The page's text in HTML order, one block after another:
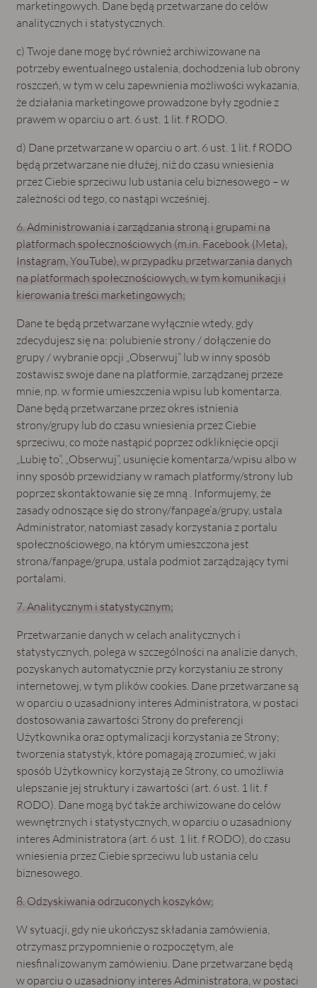
marketingowych. Dane będą przetwarzane do celów
analitycznych i statystycznych.
c) Twoje dane mogę być również archiwizowane na
potrzeby ewentualnego ustalenia, dochodzenia lub obrony
roszczeń, w tym w celu zapewnienia możliwości wykazania,
że działania marketingowe prowadzone były zgodnie z
prawem w oparciu o art. 6 ust. 1 lit. f RODO.
d) Dane przetwarzane w oparciu o art. 6 ust. 1 lit. f RODO
będą przetwarzane nie dłużej, niż do czasu wniesienia
przez Ciebie sprzeciwu lub ustania celu biznesowego – w
zależności od tego, co nastąpi wcześniej.
6. Administrowania i zarządzania stroną i grupami na
platformach społecznościowych (m.in. Facebook (Meta),
Instagram, YouTube), w przypadku przetwarzania danych
na platformach społecznościowych, w tym komunikacji i
kierowania treści marketingowych;
Dane te będą przetwarzane wyłącznie wtedy, gdy
zdecydujesz się na: polubienie strony / dołączenie do
grupy / wybranie opcji „Obserwuj” lub w inny sposób
zostawisz swoje dane na platformie, zarządzanej przeze
mnie, np. w formie umieszczenia wpisu lub komentarza.
Dane będą przetwarzane przez okres istnienia
strony/grupy lub do czasu wniesienia przez Ciebie
sprzeciwu, co może nastąpić poprzez odkliknięcie opcji
„Lubię to”, „Obserwuj”, usunięcie komentarza/wpisu albo w
inny sposób przewidziany w ramach platformy/strony lub
poprzez skontaktowanie się ze mną . Informujemy, że
zasady odnoszące się do strony/fanpage’a/grupy, ustala
Administrator, natomiast zasady korzystania z portalu
społecznościowego, na którym umieszczona jest
strona/fanpage/grupa, ustala podmiot zarządzający tymi
portalami.
7. Analitycznym i statystycznym;
Przetwarzanie danych w celach analitycznych i
statystycznych, polega w szczególności na analizie danych,
pozyskanych automatycznie przy korzystaniu ze strony
internetowej, w tym plików cookies. Dane przetwarzane są
w oparciu o uzasadniony interes Administratora, w postaci
dostosowania zawartości Strony do preferencji
Użytkownika oraz optymalizacji korzystania ze Strony;
tworzenia statystyk, które pomagają zrozumieć, w jaki
sposób Użytkownicy korzystają ze Strony, co umożliwia
ulepszanie jej struktury i zawartości (art. 6 ust. 1 lit. f
RODO). Dane mogą być także archiwizowane do celów
wewnętrznych i statystycznych, w oparciu o uzasadniony
interes Administratora (art. 6 ust. 1 lit. f RODO), do czasu
wniesienia przez Ciebie sprzeciwu lub ustania celu
biznesowego.
8. Odzyskiwania odrzuconych koszyków;
W sytuacji, gdy nie ukończysz składania zamówienia,
otrzymasz przypomnienie o rozpoczętym, ale
niesfinalizowanym zamówieniu. Dane przetwarzane będą
w oparciu o uzasadniony interes Administratora, w postaci